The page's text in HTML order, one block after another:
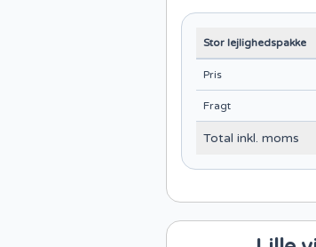
Stor lejlighedspakke
Pris
Fragt
Total inkl. moms